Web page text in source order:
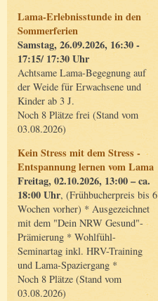
Lama-Erlebnisstunde in den
Sommerferien
Samstag, 26.09.2026, 16:30 -
17:15/ 17:30 Uhr
Achtsame Lama-Begegnung auf
der Weide für Erwachsene und
Kinder ab 3 J.
Noch 8 Plätze frei (Stand vom
03.08.2026)
Kein Stress mit dem Stress -
Entspannung lernen vom Lama
Freitag, 02.10.2026, 13:00 – ca.
18:00 Uhr, (Frühbucherpreis bis 6
Wochen vorher) * Ausgezeichnet
mit dem "Dein NRW Gesund"-
Prämierung * Wohlfühl-
Seminartag inkl. HRV-Training
und Lama-Spaziergang *
Noch 8 Plätze (Stand vom
03.08.2026)